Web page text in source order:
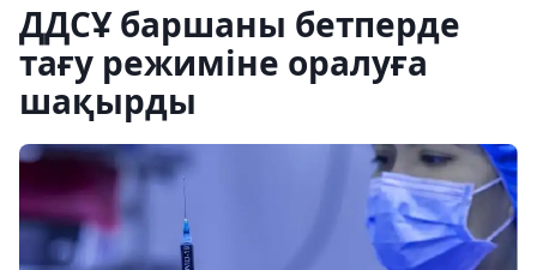
ДДСҰ баршаны бетперде
тағу режиміне оралуға
шақырды